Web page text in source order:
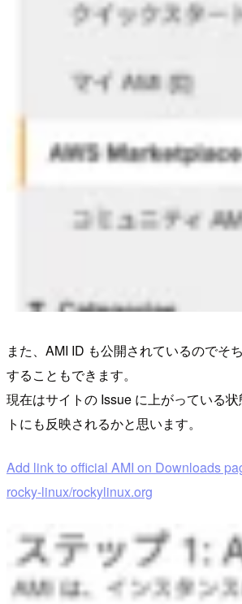
また、AMI ID も公開されているのでそ
することもできます。
現在はサイトの Issue に上がっている
トにも反映されるかと思います。
Add link to official AMI on Downloads
rocky-linux/rockylinux.org